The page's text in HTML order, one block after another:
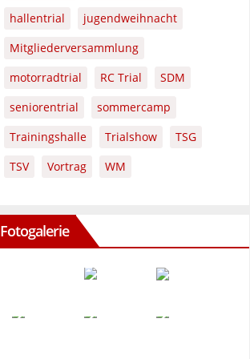
hallentrial
jugendweihnacht
Mitgliederversammlung
motorradtrial
RC Trial
SDM
seniorentrial
sommercamp
Trainingshalle
Trialshow
TSG
TSV
Vortrag WM
Fotogalerie